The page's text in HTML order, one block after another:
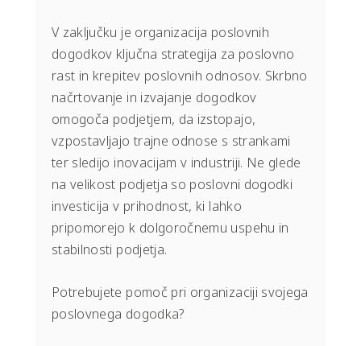
V zaključku je organizacija poslovnih
dogodkov ključna strategija za poslovno
rast in krepitev poslovnih odnosov. Skrbno
načrtovanje in izvajanje dogodkov
omogoča podjetjem, da izstopajo,
vzpostavljajo trajne odnose s strankami
ter sledijo inovacijam v industriji. Ne glede
na velikost podjetja so poslovni dogodki
investicija v prihodnost, ki lahko
pripomorejo k dolgoročnemu uspehu in
stabilnosti podjetja.
Potrebujete pomoč pri organizaciji svojega
poslovnega dogodka?